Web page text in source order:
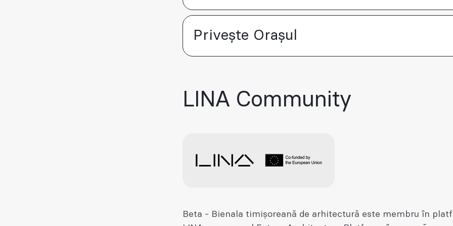
Privește Orașul
LINA Community
Beta - Bienala timișoreană de arhitectură este membru în